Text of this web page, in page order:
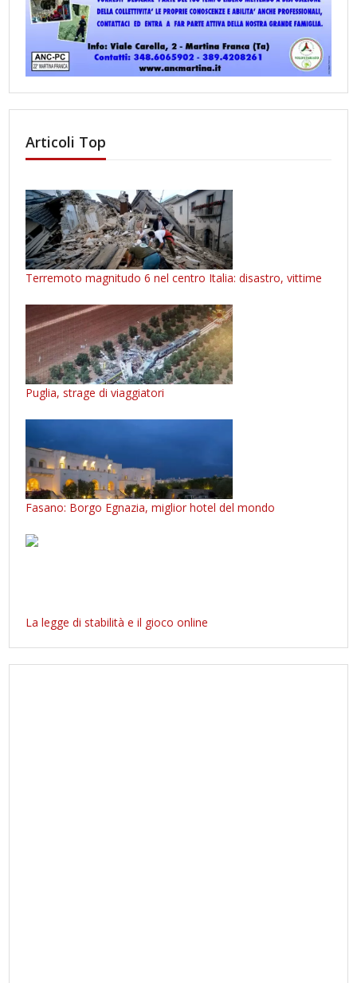
Articoli Top
Terremoto magnitudo 6 nel centro Italia: disastro, vittime
Puglia, strage di viaggiatori
Fasano: Borgo Egnazia, miglior hotel del mondo
La legge di stabilità e il gioco online